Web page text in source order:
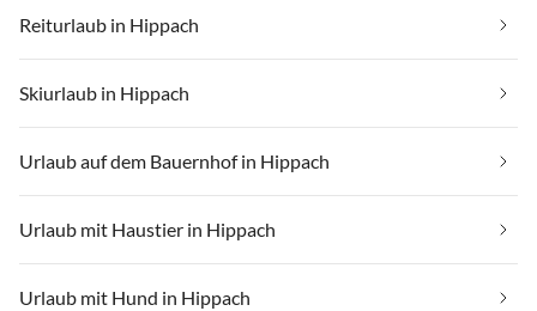
Reiturlaub in Hippach
Skiurlaub in Hippach
Urlaub auf dem Bauernhof in Hippach
Urlaub mit Haustier in Hippach
Urlaub mit Hund in Hippach